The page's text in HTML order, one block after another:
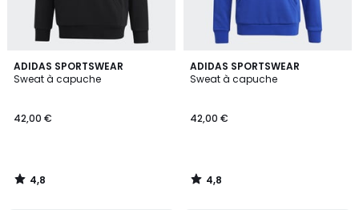
ADIDAS SPORTSWEAR
Sweat à capuche
42,00 €
4,8
/ 5
4,8
/
ADIDAS SPORTSWEAR
Sweat à capuche
42,00 €
4,8
/ 5
4,8
/